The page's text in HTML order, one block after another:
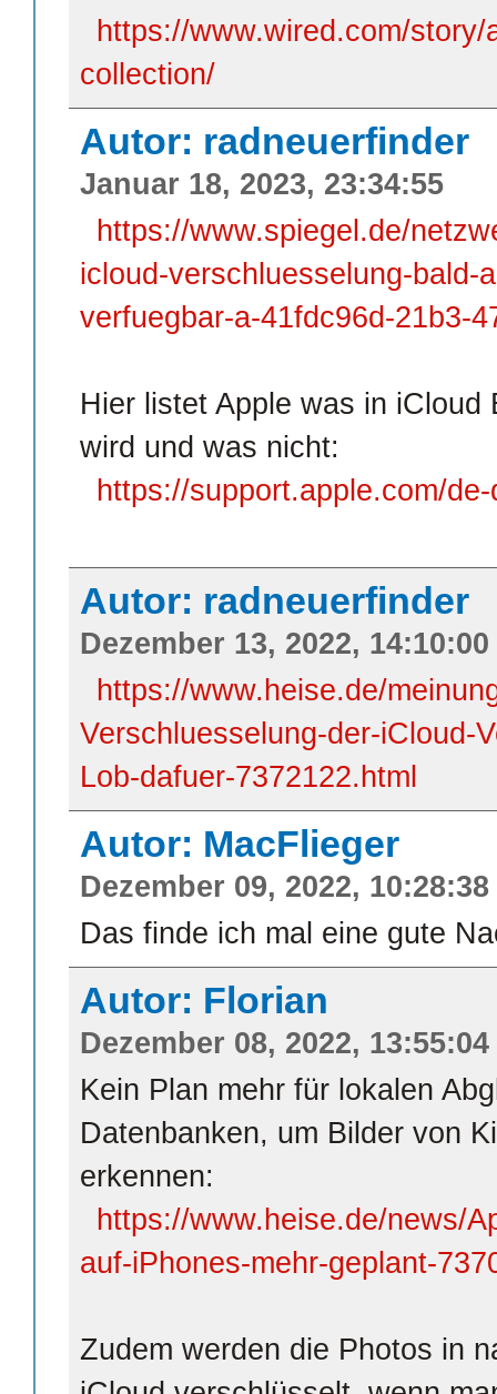
https://www.wired.com/
collection/
Autor: radneuerfinder
Januar 18, 2023, 23:34:55
https://www.spiegel.de/
icloud-verschluesselung-bald-
verfuegbar-a-41fdc96d-21b3-
Hier listet Apple was in
wird und was nicht:
https://support.apple.com/
Autor: radneuerfinder
Dezember 13, 2022, 14:10:00
https://www.heise.de/
Verschluesselung-der-iCloud-
Lob-dafuer-7372122.html
Autor: MacFlieger
Dezember 09, 2022, 10:28:38
Das finde ich mal eine gute
Autor: Florian
Dezember 08, 2022, 13:55:04
Kein Plan mehr für lokalen
Datenbanken, um Bilder von
erkennen:
https://www.heise.de/news/
auf-iPhones-mehr-geplant-
Zudem werden die Photos in